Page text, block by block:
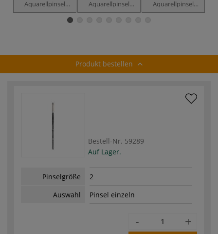
Aquarellpinsel
KOLINON, rund
Aquarellpinsel
KOLINON,
Aquarellpinsel
KOLINON,
Produkt bestellen
Bestell-Nr. 59289
Auf Lager.
Pinselgröße
2
Auswahl
Pinsel einzeln
- +